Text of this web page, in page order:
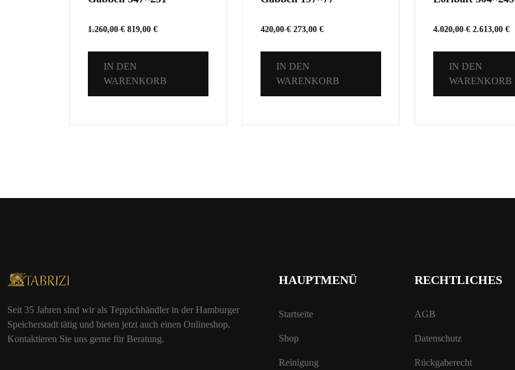
1.260,00€ 819,00 €
IN DEN
WARENKORB
420,00€ 273,00 €
IN DEN
WARENKORB
4.020,00€ 2.613,00 €
IN DEN
WARENKORB
Seit 35 Jahren sind wir als Teppichhändler in der Hamburger
Speicherstadt tätig und bieten jetzt auch einen Onlineshop.
Kontaktieren Sie uns gerne für Beratung.
HAUPTMENÜ
Startseite
Shop
Reinigung
RECHTLICHES
AGB
Datenschutz
Rückgaberecht